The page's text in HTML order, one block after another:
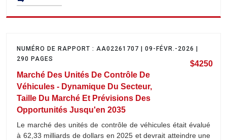
NUMÉRO DE RAPPORT : AA02261707 | 09-FÉVR.-2026 |
290 PAGES
Marché Des Unités De Contrôle De
Véhicules - Dynamique Du Secteur,
Taille Du Marché Et Prévisions Des
Opportunités Jusqu'en 2035
$4250
Le marché des unités de contrôle de véhicules était évalué
à 62,33 milliards de dollars en 2025 et devrait atteindre une